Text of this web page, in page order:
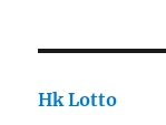
Hk Lotto